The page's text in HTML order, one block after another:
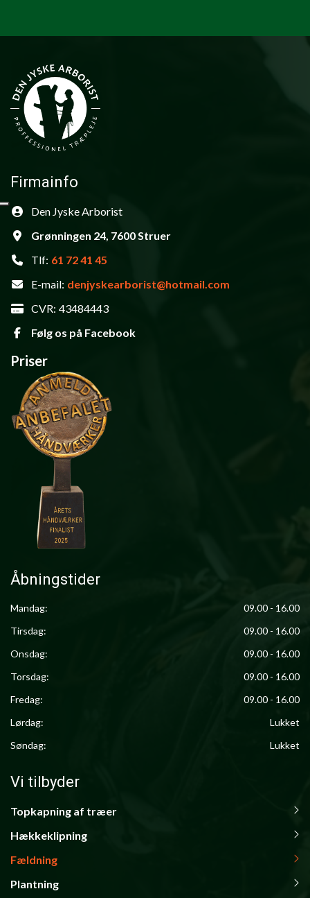
Firmainfo
Den Jyske Arborist
Grønningen 24, 7600 Struer
Tlf: 61 72 41 45
E-mail: denjyskearborist@hotmail.com
CVR: 43484443
Følg os på Facebook
Priser
Åbningstider
Mandag:
09.00 - 16.00
Tirsdag:
09.00 - 16.00
Onsdag:
09.00 - 16.00
Torsdag:
09.00 - 16.00
Fredag:
09.00 - 16.00
Lørdag:
Lukket
Søndag:
Lukket
Vi tilbyder
Primær
navigation
Topkapning af træer
Hækkeklipning
Fældning
Plantning